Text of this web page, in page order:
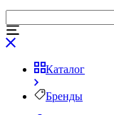
Каталог
Бренды